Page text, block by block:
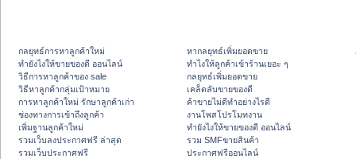
กลยุทธ์การหาลูกค้าใหม่
ทํายังไงให้ขายของดี ออนไลน์
วิธีการหาลูกค้าของ sale
วิธีหาลูกค้ากลุ่มเป้าหมาย
การหาลูกค้าใหม่ รักษาลูกค้าเก่า
ช่องทางการเข้าถึงลูกค้า
เพิ่มฐานลูกค้าใหม่
รวมเว็บลงประกาศฟรี ล่าสุด
รวมเว็บประกาศฟรี
หากลยุทธ์เพิ่มยอดขาย
ทําไงให้ลูกค้าเข้าร้านเยอะ ๆ
กลยุทธ์เพิ่มยอดขาย
เคล็ดลับขายของดี
ค้าขายไม่ดีทำอย่างไรดี
งานโพสโปรโมทงาน
ทํายังไงให้ขายของดี ออนไลน์
รวม SMFขายสินค้า
ประกาศฟรีออนไลน์